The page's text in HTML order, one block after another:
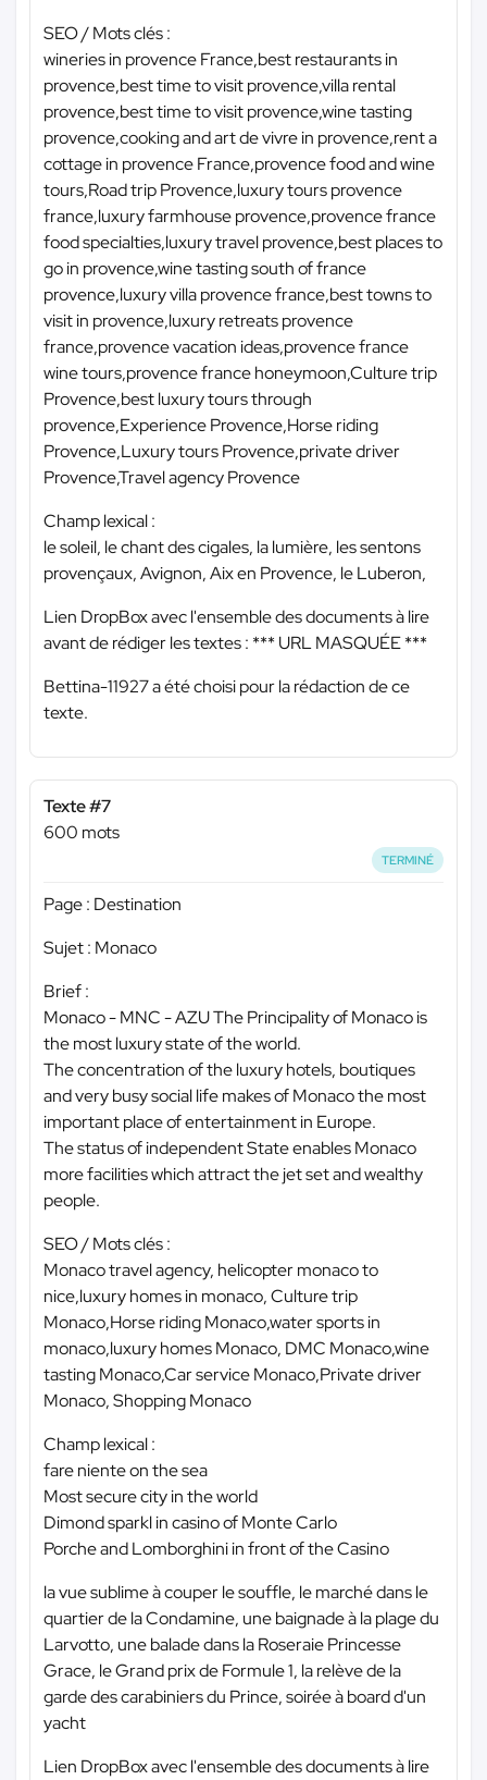
SEO / Mots clés :
wineries in provence France,best restaurants in
provence,best time to visit provence,villa rental
provence,best time to visit provence,wine tasting
provence,cooking and art de vivre in provence,rent a
cottage in provence France,provence food and wine
tours,Road trip Provence,luxury tours provence
france,luxury farmhouse provence,provence france
food specialties,luxury travel provence,best places to
go in provence,wine tasting south of france
provence,luxury villa provence france,best towns to
visit in provence,luxury retreats provence
france,provence vacation ideas,provence france
wine tours,provence france honeymoon,Culture trip
Provence,best luxury tours through
provence,Experience Provence,Horse riding
Provence,Luxury tours Provence,private driver
Provence,Travel agency Provence
Champ lexical :
le soleil, le chant des cigales, la lumière, les sentons
provençaux, Avignon, Aix en Provence, le Luberon,
Lien DropBox avec l'ensemble des documents à lire
avant de rédiger les textes : *** URL MASQUÉE ***
Bettina-11927 a été choisi pour la rédaction de ce
texte.
Texte #7
600 mots
TERMINÉ
Page : Destination
Sujet : Monaco
Brief :
Monaco - MNC - AZU The Principality of Monaco is
the most luxury state of the world.
The concentration of the luxury hotels, boutiques
and very busy social life makes of Monaco the most
important place of entertainment in Europe.
The status of independent State enables Monaco
more facilities which attract the jet set and wealthy
people.
SEO / Mots clés :
Monaco travel agency, helicopter monaco to
nice,luxury homes in monaco, Culture trip
Monaco,Horse riding Monaco,water sports in
monaco,luxury homes Monaco, DMC Monaco,wine
tasting Monaco,Car service Monaco,Private driver
Monaco, Shopping Monaco
Champ lexical :
fare niente on the sea
Most secure city in the world
Dimond sparkl in casino of Monte Carlo
Porche and Lomborghini in front of the Casino
la vue sublime à couper le souffle, le marché dans le
quartier de la Condamine, une baignade à la plage du
Larvotto, une balade dans la Roseraie Princesse
Grace, le Grand prix de Formule 1, la relève de la
garde des carabiniers du Prince, soirée à board d'un
yacht
Lien DropBox avec l'ensemble des documents à lire